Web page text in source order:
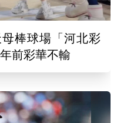
棒球場「河北彩
前彩華不輸